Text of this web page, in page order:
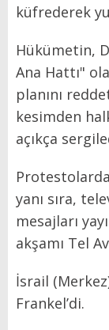
küfrederek
Hükümetin,
Ana Hattı"
planını
kesimden
açıkça
yanı sıra,
mesajları
akşamı Tel
İsrail
Frankel’di.